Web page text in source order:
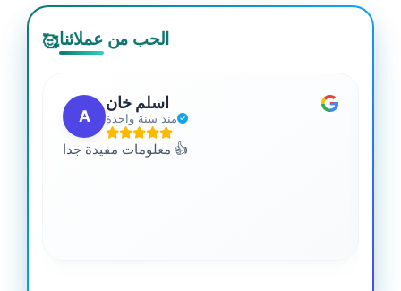
🥰الحب من عملائنا
A
اسلم خان
منذ سنة واحدة
معلومات مفيدة جدا 👍